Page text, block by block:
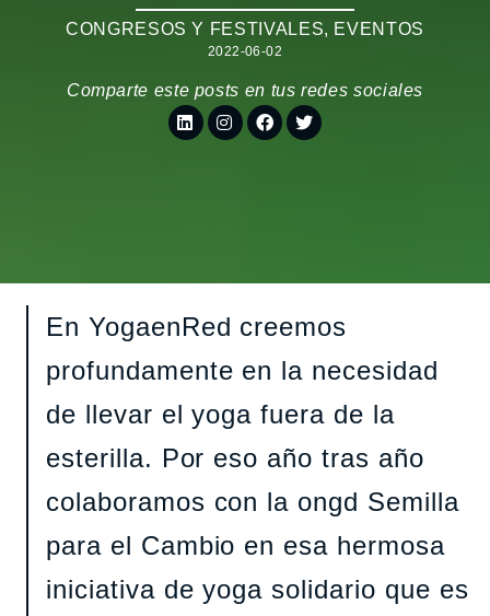
CONGRESOS Y FESTIVALES, EVENTOS
2022-06-02
Comparte este posts en tus redes sociales
En YogaenRed creemos
profundamente en la necesidad
de llevar el yoga fuera de la
esterilla. Por eso año tras año
colaboramos con la ongd Semilla
para el Cambio en esa hermosa
iniciativa de yoga solidario que es